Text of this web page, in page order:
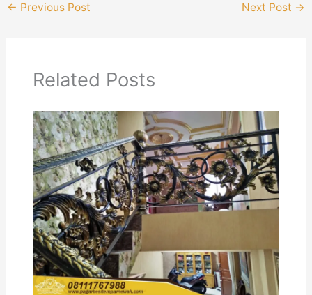
← Previous Post Next Post →
Related Posts